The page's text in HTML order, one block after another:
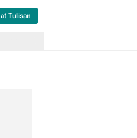
Tulisan